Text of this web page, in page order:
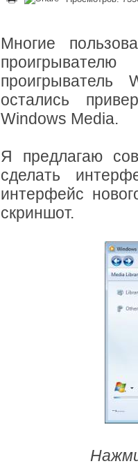
Многие
остались
Windows Media.
Я предлагаю
сделать
интерфейс
скриншот.